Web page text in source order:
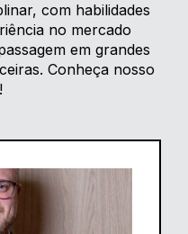
com habilidades
no mercado
em grandes
Conheça nosso